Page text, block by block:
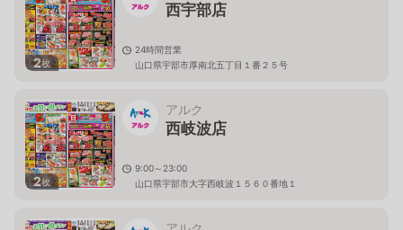
2枚
西宇部店
24時間営業
山口県宇部市厚南北五丁目１番２５号
2枚
アルク
西岐波店
9:00～23:00
山口県宇部市大字西岐波１５６０番地１